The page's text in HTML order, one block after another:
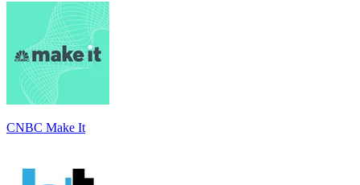
CNBC Make It